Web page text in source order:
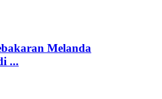
Melanda
...